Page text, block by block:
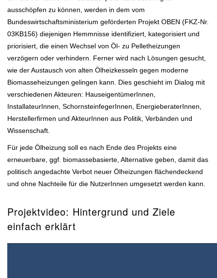
ausschöpfen zu können, werden in dem vom
Bundeswirtschaftsministerium geförderten Projekt OBEN (FKZ-Nr.
03KB156) diejenigen Hemmnisse identifiziert, kategorisiert und
priorisiert, die einen Wechsel von Öl- zu Pelletheizungen
verzögern oder verhindern. Ferner wird nach Lösungen gesucht,
wie der Austausch von alten Ölheizkesseln gegen moderne
Biomasseheizungen gelingen kann. Dies geschieht im Dialog mit
verschiedenen Akteuren: HauseigentümerInnen,
InstallateurInnen, SchornsteinfegerInnen, EnergieberaterInnen,
Herstellerfirmen und AkteurInnen aus Politik, Verbänden und
Wissenschaft.
Für jede Ölheizung soll es nach Ende des Projekts eine
erneuerbare, ggf. biomassebasierte, Alternative geben, damit das
politisch angedachte Verbot neuer Ölheizungen flächendeckend
und ohne Nachteile für die NutzerInnen umgesetzt werden kann.
Projektvideo: Hintergrund und Ziele
einfach erklärt